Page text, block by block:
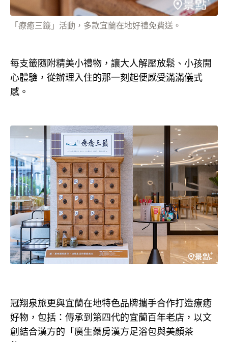
「療癒三籤」活動，多款宜蘭在地好禮免費送。
每支籤隨附精美小禮物，讓大人解壓放鬆、小孩開
心體驗，從辦理入住的那一刻起便感受滿滿儀式
感。
冠翔泉旅更與宜蘭在地特色品牌攜手合作打造療癒
好物，包括：傳承到第四代的宜蘭百年老店，以文
創結合漢方的「廣生藥房漢方足浴包與美顏茶